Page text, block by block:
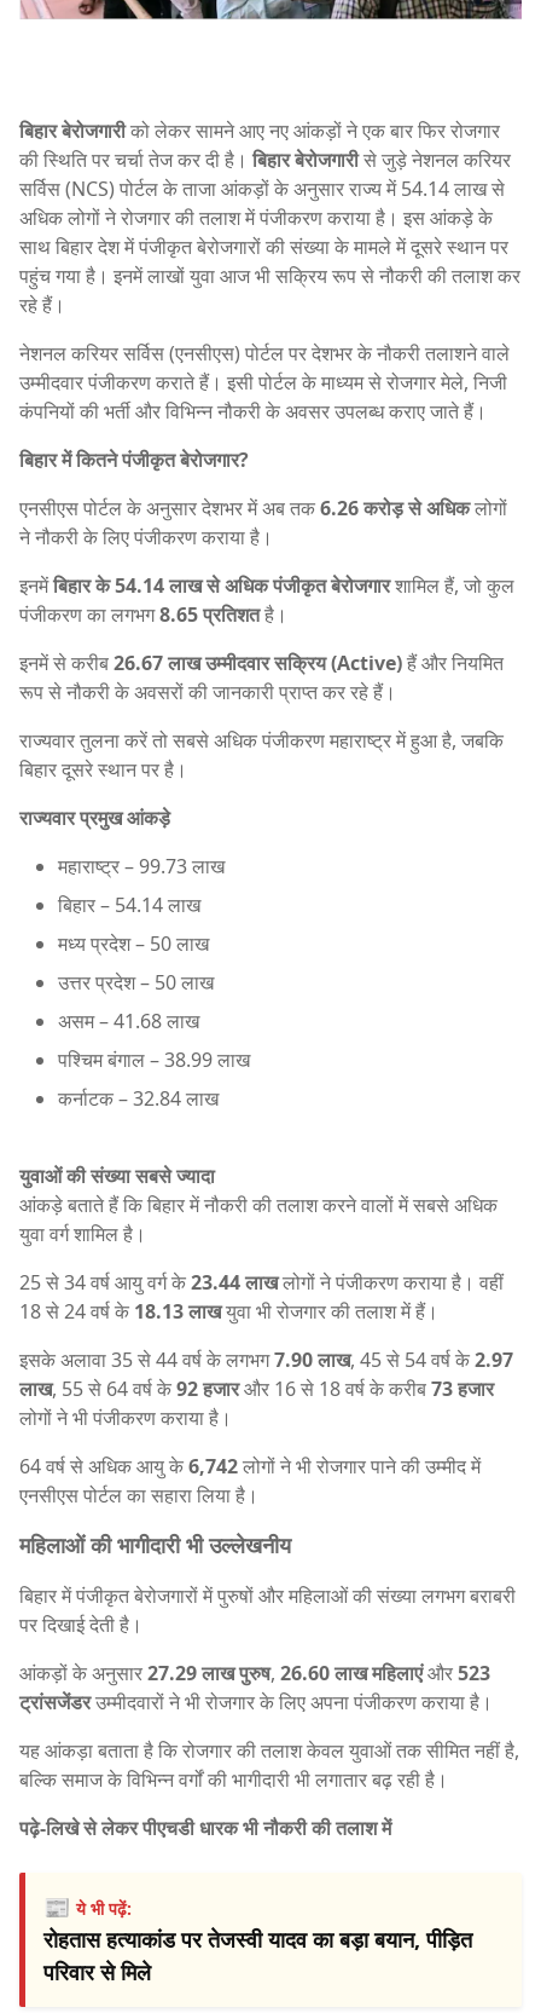
बिहार बेरोजगारीको लेकर सामने आए नए आंकड़ों ने एक बार फिर रोजगार
की स्थिति पर चर्चा तेज कर दी है।बिहार बेरोजगारीसे जुड़े नेशनल करियर
सर्विस (NCS) पोर्टल के ताजा आंकड़ों के अनुसार राज्य में 54.14 लाख से
अधिक लोगों ने रोजगार की तलाश में पंजीकरण कराया है। इस आंकड़े के
साथ बिहार देश में पंजीकृत बेरोजगारों की संख्या के मामले में दूसरे स्थान पर
पहुंच गया है। इनमें लाखों युवा आज भी सक्रिय रूप से नौकरी की तलाश कर
रहे हैं।
नेशनल करियर सर्विस (एनसीएस) पोर्टल पर देशभर के नौकरी तलाशने वाले
उम्मीदवार पंजीकरण कराते हैं। इसी पोर्टल के माध्यम से रोजगार मेले, निजी
कंपनियों की भर्ती और विभिन्न नौकरी के अवसर उपलब्ध कराए जाते हैं।
बिहार में कितने पंजीकृत बेरोजगार?
एनसीएस पोर्टल के अनुसार देशभर में अब तक6.26 करोड़ से अधिकलोगों
ने नौकरी के लिए पंजीकरण कराया है।
इनमेंबिहार के 54.14 लाख से अधिक पंजीकृत बेरोजगारशामिल हैं, जो कुल
पंजीकरण का लगभग8.65 प्रतिशतहै।
इनमें से करीब26.67 लाख उम्मीदवार सक्रिय (Active)हैं और नियमित
रूप से नौकरी के अवसरों की जानकारी प्राप्त कर रहे हैं।
राज्यवार तुलना करें तो सबसे अधिक पंजीकरण महाराष्ट्र में हुआ है, जबकि
बिहार दूसरे स्थान पर है।
राज्यवार प्रमुख आंकड़े
महाराष्ट्र – 99.73 लाख
बिहार – 54.14 लाख
मध्य प्रदेश – 50 लाख
उत्तर प्रदेश – 50 लाख
असम – 41.68 लाख
पश्चिम बंगाल – 38.99 लाख
कर्नाटक – 32.84 लाख
युवाओं की संख्या सबसे ज्यादा
आंकड़े बताते हैं कि बिहार में नौकरी की तलाश करने वालों में सबसे अधिक
युवा वर्ग शामिल है।
25 से 34 वर्ष आयु वर्ग के23.44 लाखलोगों ने पंजीकरण कराया है। वहीं
18 से 24 वर्ष के 18.13 लाखयुवा भी रोजगार की तलाश में हैं।
इसके अलावा 35 से 44 वर्ष के लगभग7.90 लाख, 45 से 54 वर्ष के2.97
लाख, 55 से 64 वर्ष के92 हजारऔर 16 से 18 वर्ष के करीब73 हजार
लोगों ने भी पंजीकरण कराया है।
64 वर्ष से अधिक आयु के6,742लोगों ने भी रोजगार पाने की उम्मीद में
एनसीएस पोर्टल का सहारा लिया है।
महिलाओं की भागीदारी भी उल्लेखनीय
बिहार में पंजीकृत बेरोजगारों में पुरुषों और महिलाओं की संख्या लगभग बराबरी
पर दिखाई देती है।
आंकड़ों के अनुसार27.29 लाख पुरुष, 26.60 लाख महिलाएंऔर523
ट्रांसजेंडरउम्मीदवारों ने भी रोजगार के लिए अपना पंजीकरण कराया है।
यह आंकड़ा बताता है कि रोजगार की तलाश केवल युवाओं तक सीमित नहीं है,
बल्कि समाज के विभिन्न वर्गों की भागीदारी भी लगातार बढ़ रही है।
पढ़े-लिखे से लेकर पीएचडी धारक भी नौकरी की तलाश में
📰ये भी पढ़ें:
रोहतास हत्याकांड पर तेजस्वी यादव का बड़ा बयान, पीड़ित
परिवार से मिले